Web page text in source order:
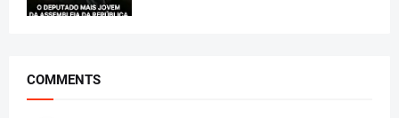
COMMENTS